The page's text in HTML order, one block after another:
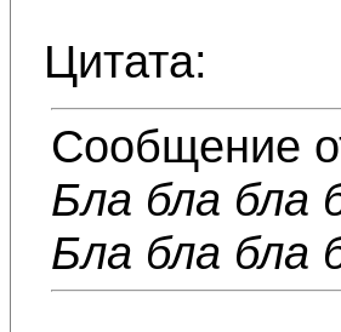
Цитата:
Сообщение
Бла бла бла
Бла бла бла